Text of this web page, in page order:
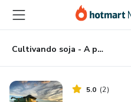
para
conteúdo
principal
para
pagamento
para
rodapé
Cultivando soja - A prática que a faculdade não ensina
5.0 (2)